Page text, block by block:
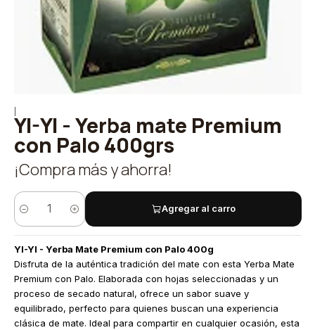
YI-YI - Yerba mate Premium
con Palo 400grs
¡Compra más y ahorra!
Quantity
Agregar al carro
YI-YI - Yerba Mate Premium con Palo 400g
Disfruta de la auténtica tradición del mate con esta Yerba Mate
Premium con Palo. Elaborada con hojas seleccionadas y un
proceso de secado natural, ofrece un sabor suave y
equilibrado, perfecto para quienes buscan una experiencia
clásica de mate. Ideal para compartir en cualquier ocasión, esta